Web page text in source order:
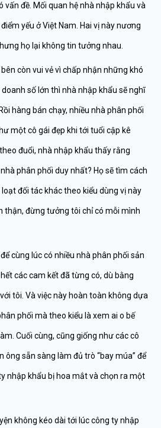
vấn đề. Mối quan hệ nhà nhập khẩu và
yếu ở Việt Nam. Hai vị này nương
họ lại không tin tưởng nhau.
còn vui vẻ vì chấp nhận những khó
doanh số lớn thì nhà nhập khẩu sẽ nghĩ
hàng bán chạy, nhiều nhà phân phối
một cô gái đẹp khi tới tuổi cập kê
đuổi, nhà nhập khẩu thấy rằng
phân phối duy nhất? Họ sẽ tìm cách
đối tác khác theo kiểu dùng vị này
thận, đừng tưởng tôi chỉ có mỗi mình
cùng lúc có nhiều nhà phân phối sản
các cam kết đã từng có, dù bằng
tôi. Và việc này hoàn toàn không dựa
phối mà theo kiểu là xem ai o bế
Cuối cùng, cũng giống như các cô
ông sẵn sàng làm đủ trò “bay múa” để
nhập khẩu bị hoa mắt và chọn ra một
không kéo dài tới lúc công ty nhập